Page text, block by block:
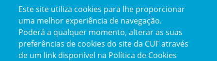
certification2certification3
Este site utiliza cookies para lhe proporcionar
uma melhor experiência de navegação.
Poderá a qualquer momento, alterar as suas
preferências de cookies do site da CUF através
de um link disponível na Política de Cookies